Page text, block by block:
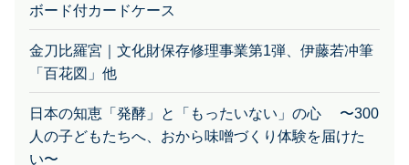
「百花図」他
人の子どもたちへ、おから味噌づくり体験を届けた
い〜